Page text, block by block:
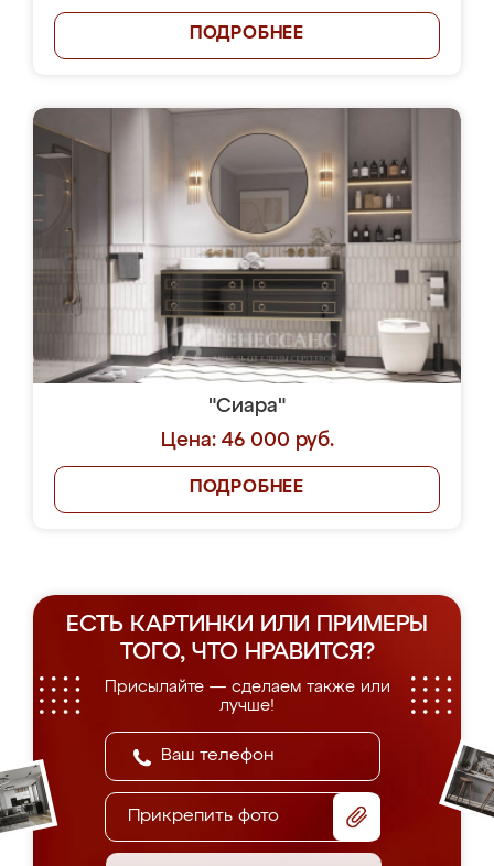
ПОДРОБНЕЕ
"Сиара"
Цена: 46 000 руб.
ПОДРОБНЕЕ
ЕСТЬ КАРТИНКИ ИЛИ ПРИМЕРЫ
ТОГО, ЧТО НРАВИТСЯ?
Присылайте — сделаем также или
лучше!
Прикрепить фото